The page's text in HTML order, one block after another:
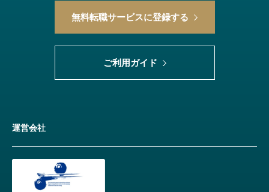
無料転職サービスに登録する
ご利用ガイド
運営会社